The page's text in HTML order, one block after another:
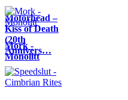
Motörhead –
Kiss of Death
(20th
Annivers…
Mork -
Monolitt